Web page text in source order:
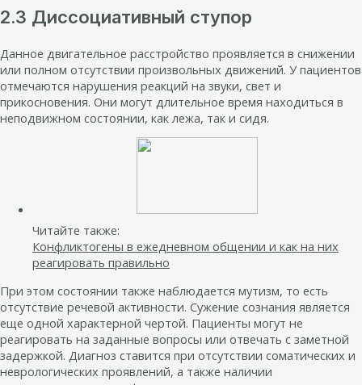
2.3 Диссоциативный ступор
Данное двигательное расстройство проявляется в снижении
или полном отсутствии произвольных движений. У пациентов
отмечаются нарушения реакций на звуки, свет и
прикосновения. Они могут длительное время находиться в
неподвижном состоянии, как лежа, так и сидя.
Читайте также:
Конфликтогены в ежедневном общении и как на них
реагировать правильно
При этом состоянии также наблюдается мутизм, то есть
отсутствие речевой активности. Сужение сознания является
еще одной характерной чертой. Пациенты могут не
реагировать на заданные вопросы или отвечать с заметной
задержкой. Диагноз ставится при отсутствии соматических и
неврологических проявлений, а также наличии